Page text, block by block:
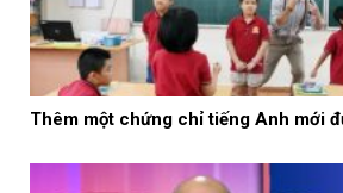
Thêm một chứng chỉ tiếng Anh mới